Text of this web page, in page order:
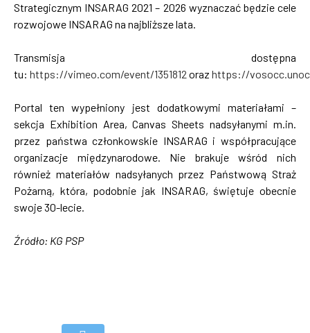
Strategicznym INSARAG 2021 – 2026 wyznaczać będzie cele
rozwojowe INSARAG na najbliższe lata.
Transmisja dostępna
tu: https://vimeo.com/event/1351812 oraz https://
Portal ten wypełniony jest dodatkowymi materiałami –
sekcja Exhibition Area, Canvas Sheets nadsyłanymi m.in.
przez państwa członkowskie INSARAG i współpracujące
organizacje międzynarodowe. Nie brakuje wśród nich
również materiałów nadsyłanych przez Państwową Straż
Pożarną, która, podobnie jak INSARAG, świętuje obecnie
swoje 30-lecie.
Źródło: KG PSP